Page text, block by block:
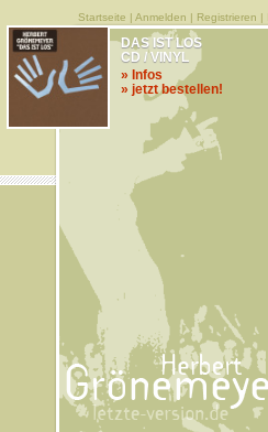
Startseite | Anmelden | Registrieren |
DAS IST LOS
CD / VINYL
» Infos
» jetzt bestellen!